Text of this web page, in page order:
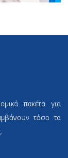
πακέτα για
τόσο τα